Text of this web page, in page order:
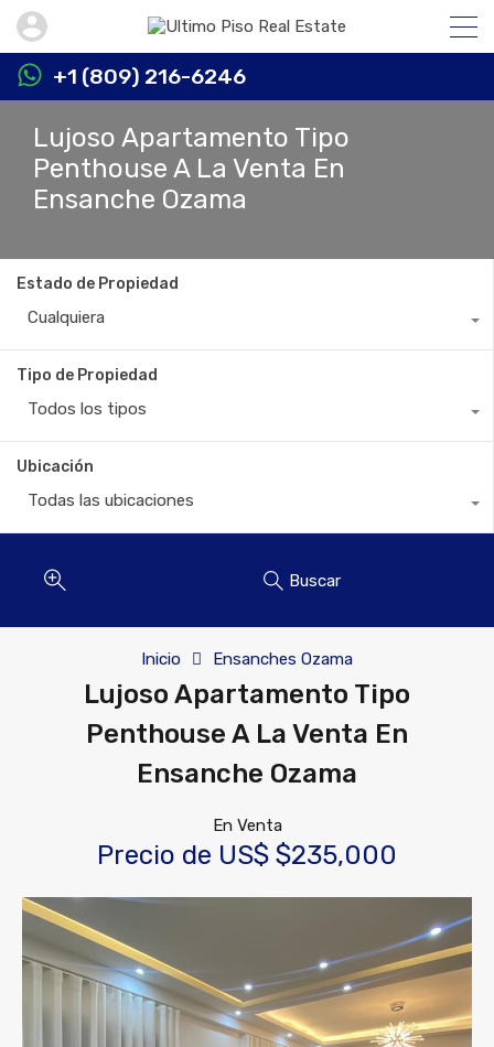
+1 (809) 216-6246
Lujoso Apartamento Tipo
Penthouse A La Venta En
Ensanche Ozama
Estado de Propiedad
Cualquiera
Tipo de Propiedad
Todos los tipos
Ubicación
Todas las ubicaciones
Buscar
Inicio Ensanches Ozama
Lujoso Apartamento Tipo
Penthouse A La Venta En
Ensanche Ozama
En Venta
Precio de US$ $235,000